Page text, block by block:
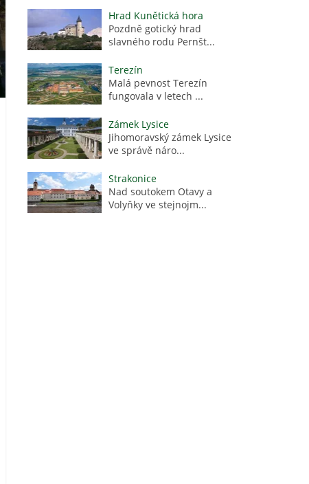
Hrad Kunětická hora
Pozdně gotický hrad
slavného rodu Pernšt...
Terezín
Malá pevnost Terezín
fungovala v letech ...
Zámek Lysice
Jihomoravský zámek Lysice
ve správě náro...
Strakonice
Nad soutokem Otavy a
Volyňky ve stejnojm...